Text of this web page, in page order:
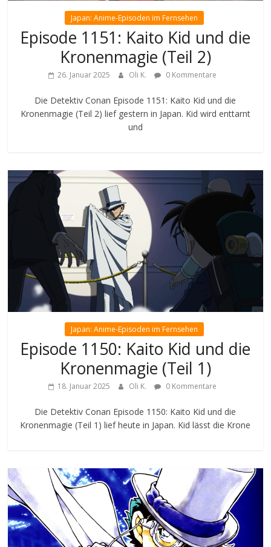
Japan: Anime-Episoden im Fernsehen
Episode 1151: Kaito Kid und die
Kronenmagie (Teil 2)
26. Januar 2025 Oli K. 0 Kommentare
Die Detektiv Conan Episode 1151: Kaito Kid und die
Kronenmagie (Teil 2) lief gestern in Japan. Kid wird enttarnt
und
Japan: Anime-Episoden im Fernsehen
Episode 1150: Kaito Kid und die
Kronenmagie (Teil 1)
18. Januar 2025 Oli K. 0 Kommentare
Die Detektiv Conan Episode 1150: Kaito Kid und die
Kronenmagie (Teil 1) lief heute in Japan. Kid lässt die Krone